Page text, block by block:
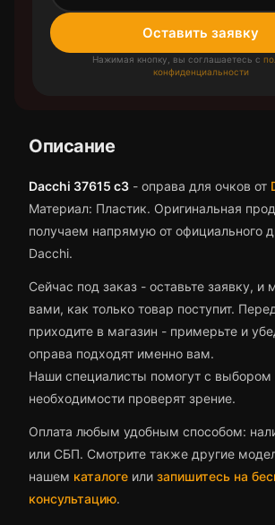
Оставить заявку
Нажимая кнопку, вы соглашаетесь с
конфиденциальности
Описание
Dacchi 37615 с3 - оправа для очков от
Материал: Пластик. Оригинальная
получаем напрямую от официального
Dacchi.
Сейчас под заказ - оставьте заявку,
вами, как только товар поступит.
приходите в магазин - примерьте и
оправа подходят именно вам.
Наши специалисты помогут с выбором
необходимости проверят зрение.
Оплата любым удобным способом:
или СБП. Смотрите также другие
нашем каталоге или запишитесь на
консультацию.